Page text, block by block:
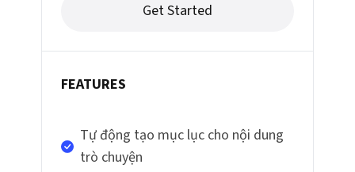
Get Started
FEATURES
Tự động tạo mục lục cho nội dung
trò chuyện